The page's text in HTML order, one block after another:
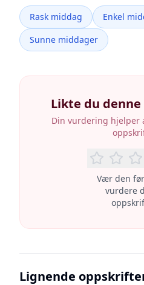
Rask middag
Enkel
Sunne middager
Likte du
Din vurdering hjelper
Vær den
vurdere
Lignende